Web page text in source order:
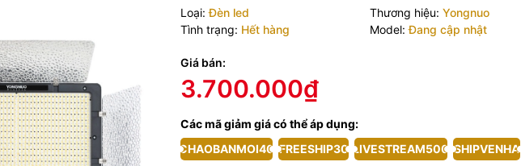
Loại: Đèn led Thương hiệu: Yongnuo
Tình trạng: Hết hàng Model: Đang cập nhật
Giá bán:
3.700.000₫
Các mã giảm giá có thể áp dụng:
CHAOBANMOI40 FREESHIP30 LIVESTREAM500 SHIPVENHA
Sản phẩm bao gồm
Đèn Led Yongnuo YN1200